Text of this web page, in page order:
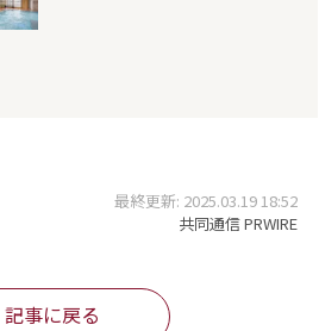
最終更新: 2025.03.19 18:52
共同通信 PRWIRE
記事に戻る